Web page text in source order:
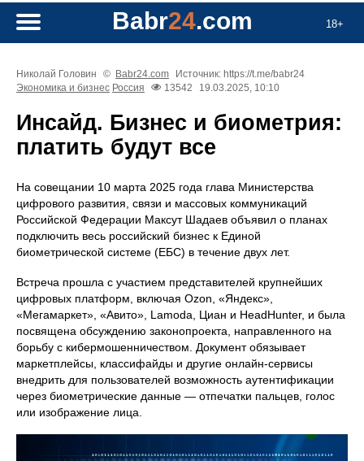
18+
Babr24.com
Николай Головин © Babr24.com
Источник: https://t.me/babr24
Экономика и бизнес Россия 13542 19.03.2025, 10:10
Инсайд. Бизнес и биометрия:
платить будут все
На совещании 10 марта 2025 года глава Министерства
цифрового развития, связи и массовых коммуникаций
Российской Федерации Максут Шадаев объявил о планах
подключить весь российский бизнес к Единой
биометрической системе (ЕБС) в течение двух лет.
Встреча прошла с участием представителей крупнейших
цифровых платформ, включая Ozon, «Яндекс»,
«Мегамаркет», «Авито», Lamoda, Циан и HeadHunter, и была
посвящена обсуждению законопроекта, направленного на
борьбу с кибермошенничеством. Документ обязывает
маркетплейсы, классифайды и другие онлайн-сервисы
внедрить для пользователей возможность аутентификации
через биометрические данные — отпечатки пальцев, голос
или изображение лица.